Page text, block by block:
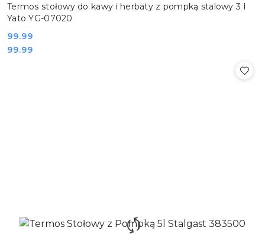
Termos stołowy do kawy i herbaty z pompką stalowy 3 l
Yato YG-07020
Cena:
99.99
Cena:
99.99